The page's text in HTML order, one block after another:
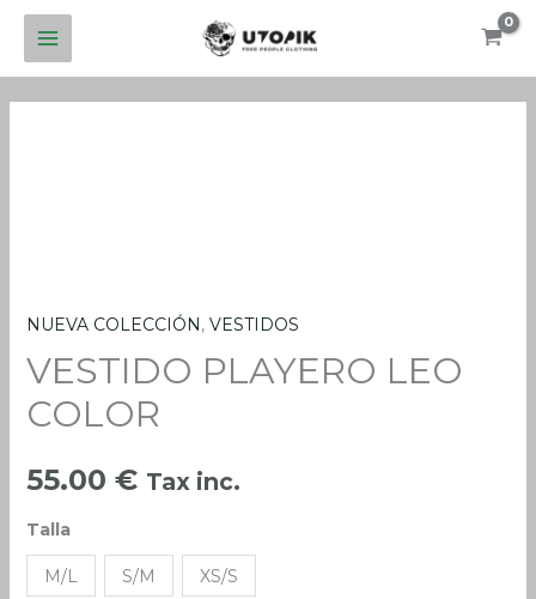
contenido
NUEVA COLECCIÓN, VESTIDOS
VESTIDO PLAYERO LEO
COLOR
55.00 € Tax inc.
Talla
M/L S/M XS/S
VESTIDO
PLAYERO
COLOR